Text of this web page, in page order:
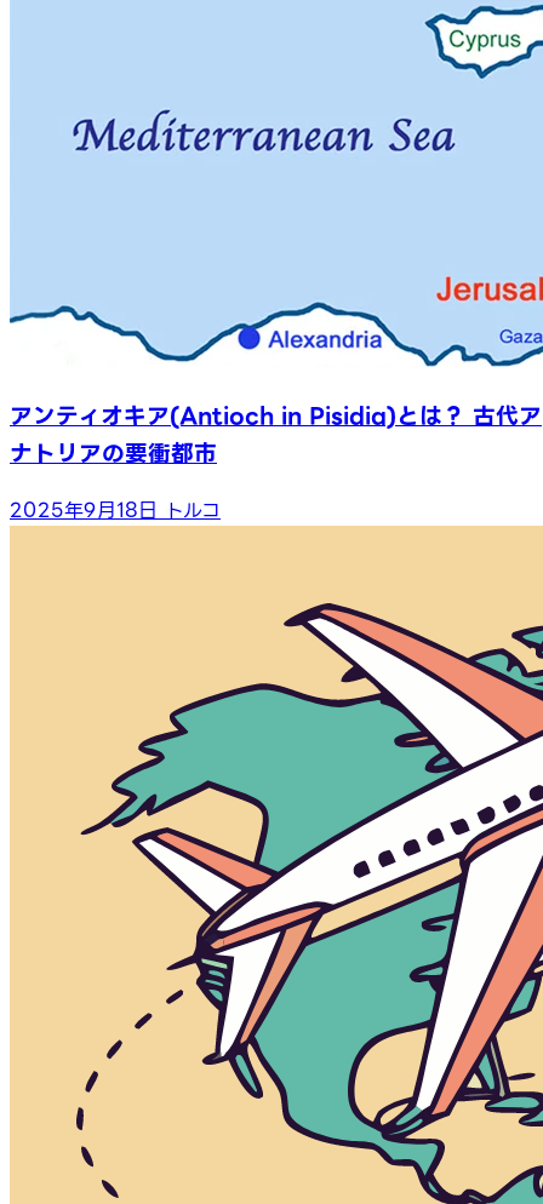
アンティオキア(Antioch in Pisidia)とは？ 古代ア
ナトリアの要衝都市
2025年9月18日 トルコ